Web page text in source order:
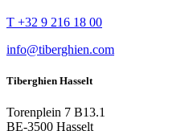
T +32 9 216 18 00
info@tiberghien.com
Tiberghien Hasselt
Torenplein 7 B13.1
BE-3500 Hasselt